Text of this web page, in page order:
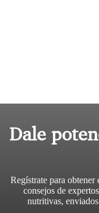
Dale
Regístrate para obtener
consejos de
nutritivas,